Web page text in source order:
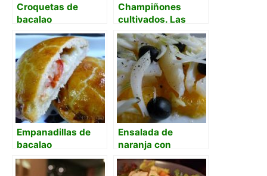
Croquetas de
bacalao
Champiñones
cultivados. Las
nuevas tecnologías
en la tradición.
Empanadillas de
bacalao
Ensalada de
naranja con
bacalao asado y
aceitunas.